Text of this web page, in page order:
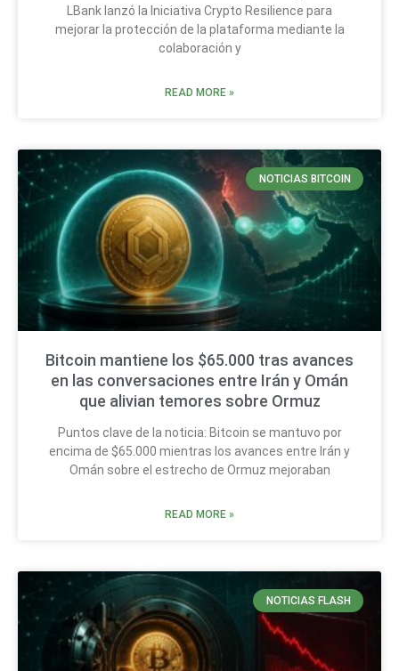
LBank lanzó la Iniciativa Crypto Resilience para
mejorar la protección de la plataforma mediante la
colaboración y
READ MORE »
NOTICIAS BITCOIN
Bitcoin mantiene los $65.000 tras avances
en las conversaciones entre Irán y Omán
que alivian temores sobre Ormuz
Puntos clave de la noticia: Bitcoin se mantuvo por
encima de $65.000 mientras los avances entre Irán y
Omán sobre el estrecho de Ormuz mejoraban
READ MORE »
NOTICIAS FLASH